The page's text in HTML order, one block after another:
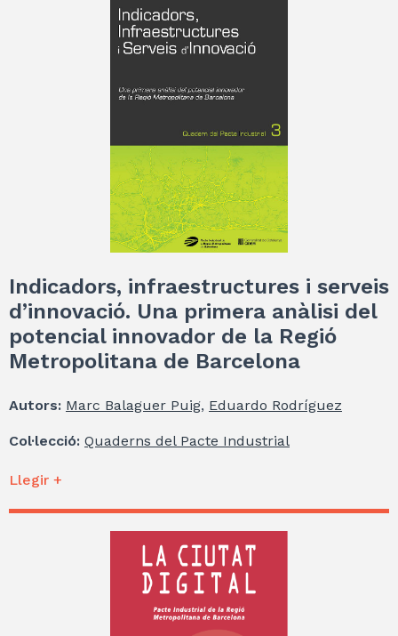
Indicadors, infraestructures i serveis
d’innovació. Una primera anàlisi del
potencial innovador de la Regió
Metropolitana de Barcelona
Autors: Marc Balaguer Puig, Eduardo Rodríguez
Col·lecció: Quaderns del Pacte Industrial
Llegir +